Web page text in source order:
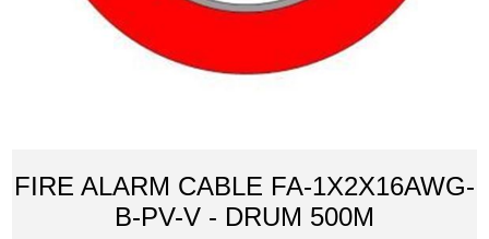
FIRE ALARM CABLE FA-1X2X16AWG-
B-PV-V - DRUM 500M